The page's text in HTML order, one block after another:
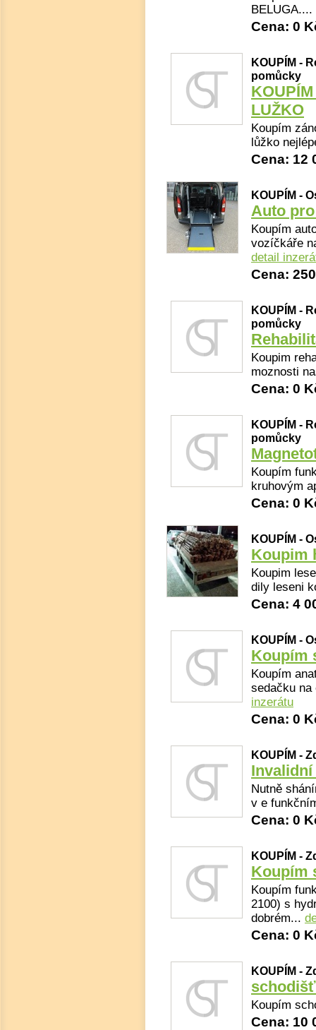
BELUGA....
Cena: 0
KOUPÍM -
pomůcky
LUŽKO
Koupím
lůžko
Cena: 12
KOUPÍM -
Auto
Koupím
vozíčkáře
detail
Cena:
KOUPÍM -
pomůcky
Koupim
moznosti
Cena: 0
KOUPÍM -
pomůcky
Koupím
kruhovým
Cena: 0
KOUPÍM -
Koupim
Koupim
dily leseni
Cena: 4
KOUPÍM -
Koupím
Koupím
sedačku
inzerátu
Cena: 0
KOUPÍM -
Nutně
v e
Cena: 0
KOUPÍM -
Koupím
Koupím
2100) s
dobrém...
Cena: 0
KOUPÍM -
Koupím
Cena: 10